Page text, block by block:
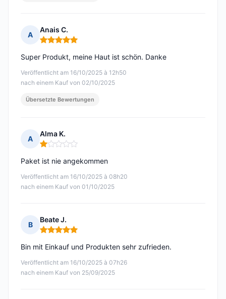
A
Anais C.
Hinweis: 5 von 5
Veröffentlicht am 16/10/2025 à 12h50
nach einem Kauf von 02/10/2025
Super Produkt, meine Haut ist schön. Danke
Übersetzte Bewertungen
A
Alma K.
Hinweis: 1 von 5
Veröffentlicht am 16/10/2025 à 08h20
nach einem Kauf von 01/10/2025
Paket ist nie angekommen
B
Beate J.
Hinweis: 5 von 5
Veröffentlicht am 16/10/2025 à 07h26
nach einem Kauf von 25/09/2025
Bin mit Einkauf und Produkten sehr zufrieden.